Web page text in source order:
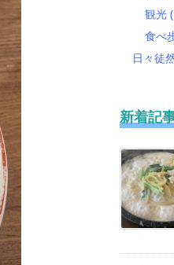
観光
食べ
日々徒
新着記